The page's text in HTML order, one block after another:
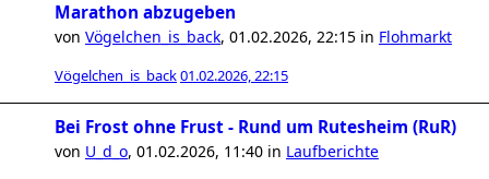
Marathon abzugeben
von Vögelchen_is_back, 01.02.2026, 22:15 in Flohmarkt
Vögelchen_is_back01.02.2026, 22:15
Bei Frost ohne Frust - Rund um Rutesheim (RuR)
von U_d_o, 01.02.2026, 11:40 in Laufberichte